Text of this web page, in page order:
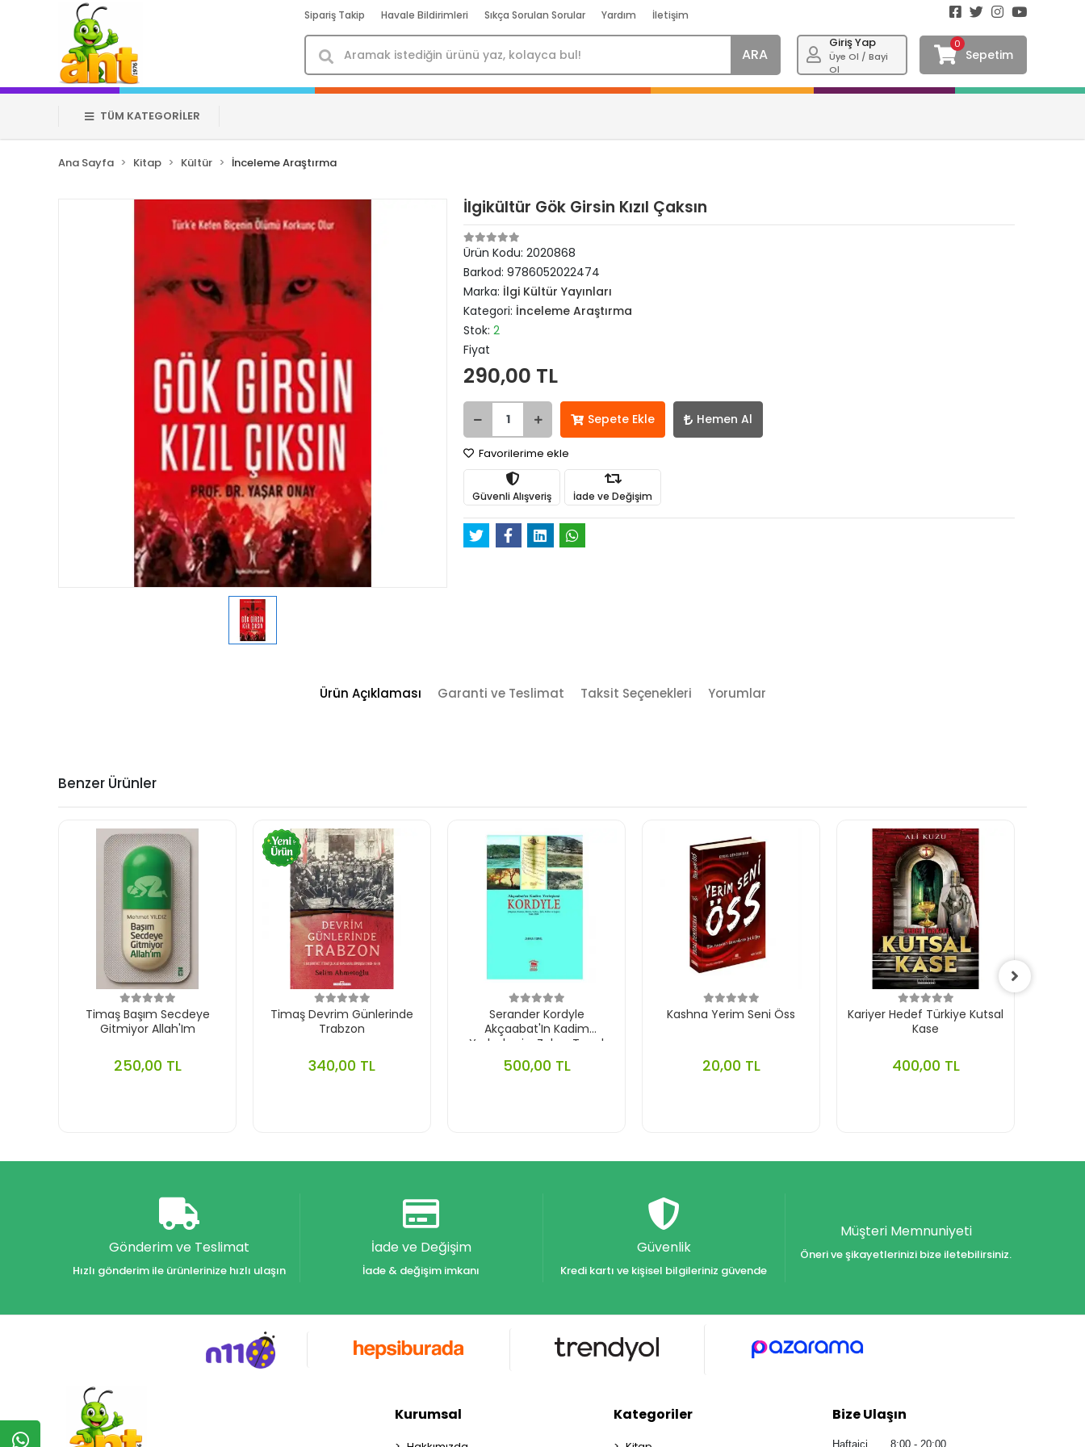
Sipariş Takip Havale Bildirimleri Sıkça Sorulan Sorular Yardım İletişim
ARA
Giriş Yap
Üye Ol / Bayi
Ol
0
Sepetim
TÜM KATEGORİLER
Ana Sayfa Kitap Kültür İnceleme Araştırma
İlgikültür Gök Girsin Kızıl Çaksın
Ürün Kodu:2020868
Barkod:9786052022474
Marka: İlgi Kültür Yayınları
Kategori: İnceleme Araştırma
Stok:2
Fiyat
290,00 TL
Sepete Ekle Hemen Al
Favorilerime ekle
Güvenli Alışveriş İade ve Değişim
Ürün Açıklaması Garanti ve Teslimat Taksit Seçenekleri Yorumlar
Benzer Ürünler
Timaş Başım Secdeye
Gitmiyor Allah'Im
250,00 TL
Timaş Devrim Günlerinde
Trabzon
340,00 TL
Serander Kordyle
Akçaabat'In Kadim
Yerleşkesi - Zehra Topal
500,00 TL
Kashna Yerim Seni Öss
20,00 TL
Kariyer Hedef Türkiye Kutsal
Kase
400,00 TL
Gönderim ve Teslimat
Hızlı gönderim ile ürünlerinize hızlı ulaşın
İade ve Değişim
İade & değişim imkanı
Güvenlik
Kredi kartı ve kişisel bilgileriniz güvende
Müşteri Memnuniyeti
Öneri ve şikayetlerinizi bize iletebilirsiniz.
Kurumsal Kategoriler Bize Ulaşın
Haftaiçi 8:00 - 20:00